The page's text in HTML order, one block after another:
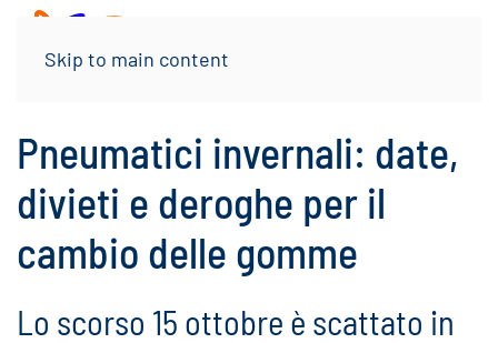
Skip to main content
Pneumatici invernali: date,
divieti e deroghe per il
cambio delle gomme
Lo scorso 15 ottobre è scattato in